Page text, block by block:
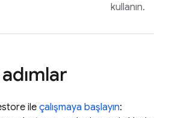
kullanın.
ile çalışmaya başlayın: